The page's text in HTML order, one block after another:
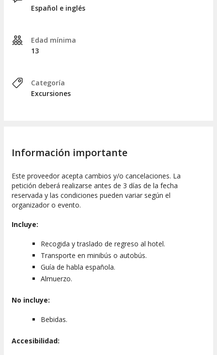
Después de la comida, regresaremos a vuestro hotel en
Arica, arribando alrededor de las 19:00 horas.
Español e inglés
Edad mínima
13
Categoría
Excursiones
Información importante
Este proveedor acepta cambios y/o cancelaciones. La
petición deberá realizarse antes de 3 días de la fecha
reservada y las condiciones pueden variar según el
organizador o evento.
Incluye:
Recogida y traslado de regreso al hotel.
Transporte en minibús o autobús.
Guía de habla española.
Almuerzo.
No incluye:
Bebidas.
Accesibilidad: